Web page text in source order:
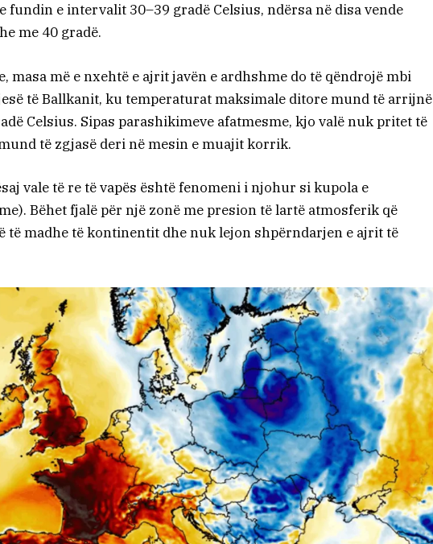
fundin e intervalit 30–39 gradë Celsius, ndërsa në disa vende
me 40 gradë.
masa më e nxehtë e ajrit javën e ardhshme do të qëndrojë mbi
të Ballkanit, ku temperaturat maksimale ditore mund të arrijnë
Celsius. Sipas parashikimeve afatmesme, kjo valë nuk pritet të
të zgjasë deri në mesin e muajit korrik.
vale të re të vapës është fenomeni i njohur si kupola e
Bëhet fjalë për një zonë me presion të lartë atmosferik që
të madhe të kontinentit dhe nuk lejon shpërndarjen e ajrit të